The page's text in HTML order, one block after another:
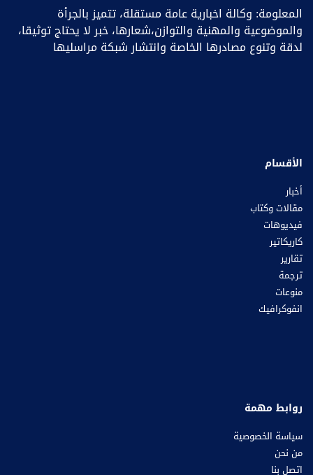
المعلومة: وكالة اخبارية عامة مستقلة، تتميز بالجرأة
والموضوعية والمهنية والتوازن،شعارها، خبر ﻻ يحتاج توثيقا،
لدقة وتنوع مصادرها الخاصة وانتشار شبكة مراسليها
الأقسام
أخبار
مقالات وكتاب
فيديوهات
كاريكاتير
تقارير
ترجمة
منوعات
انفوكرافيك
روابط مهمة
سياسة الخصوصية
من نحن
اتصل بنا